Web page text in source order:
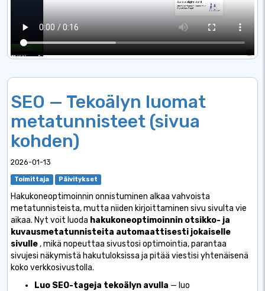
SEO — Tekoälyn luomat
metatunnisteet (sivua
kohden)
2026-01-13
Toimittaja Päivitykset
Hakukoneoptimoinnin onnistuminen alkaa vahvoista
metatunnisteista, mutta niiden kirjoittaminen sivu sivulta vie
aikaa. Nyt voit luoda hakukoneoptimoinnin otsikko- ja
kuvausmetatunnisteita automaattisesti jokaiselle
sivulle, mikä nopeuttaa sivustosi optimointia, parantaa
sivujesi näkymistä hakutuloksissa ja pitää viestisi yhtenäisenä
koko verkkosivustolla.
Luo SEO-tageja tekoälyn avulla — luo